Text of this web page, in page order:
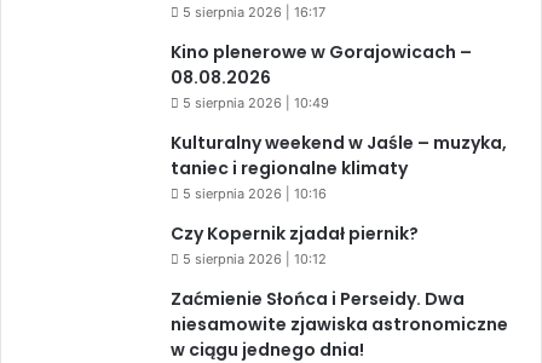
5 sierpnia 2026 | 16:17
Kino plenerowe w Gorajowicach –
08.08.2026
5 sierpnia 2026 | 10:49
Kulturalny weekend w Jaśle – muzyka,
taniec i regionalne klimaty
5 sierpnia 2026 | 10:16
Czy Kopernik zjadał piernik?
5 sierpnia 2026 | 10:12
Zaćmienie Słońca i Perseidy. Dwa
niesamowite zjawiska astronomiczne
w ciągu jednego dnia!